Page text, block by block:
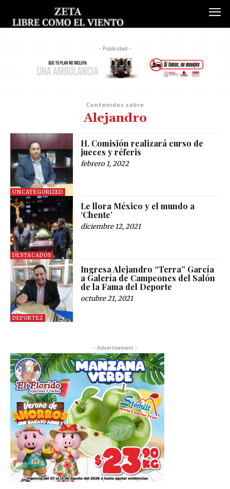
- Publicidad -
Contenidos sobre
Alejandro
UNCATEGORIZED
H. Comisión realizará curso de
jueces y réferis
febrero 1, 2022
DESTACADOS
Le llora México y el mundo a
‘Chente’
diciembre 12, 2021
DEPORTEZ
Ingresa Alejandro “Terra” García
a Galería de Campeones del Salón
de la Fama del Deporte
octubre 21, 2021
- Advertisement -